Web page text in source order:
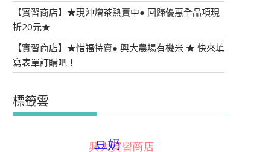
【實習商店】★現沖熷茶熱賣中● 回歸優惠全品項現
折20元★
【實習商店】★惜福特賣● 興大農場有機米 ★ 快來填
寫表單訂購吧！
標籤雲